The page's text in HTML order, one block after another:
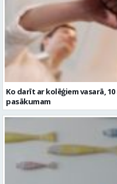
Ko darīt ar kolēģiem vasarā,
pasākumam